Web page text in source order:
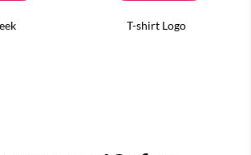
T-shirt Logo